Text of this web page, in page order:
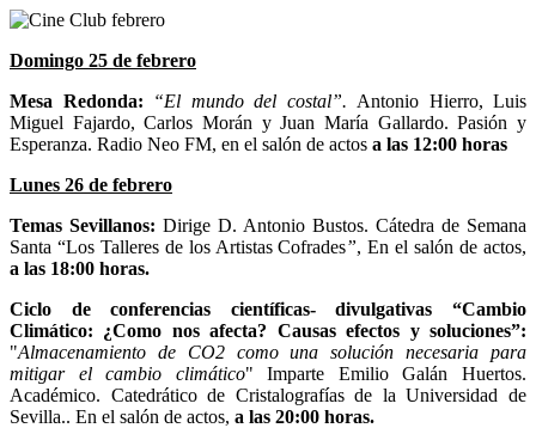
Domingo 25 de febrero
Mesa Redonda:
“El mundo del costal”. Antonio Hierro, Luis
Miguel Fajardo, Carlos Morán y Juan María Gallardo. Pasión y
Esperanza. Radio Neo FM, en el salón de actos a las 12:00 horas
Lunes 26 de febrero
Temas Sevillanos: Dirige D. Antonio Bustos. Cátedra de Semana
Santa “Los Talleres de los Artistas Cofrades”, En el salón de actos,
a las 18:00 horas.
Ciclo de conferencias científicas- divulgativas “Cambio
Climático: ¿Como nos afecta? Causas efectos y soluciones”:
"Almacenamiento de CO2 como una solución necesaria para
mitigar el cambio climático" Imparte Emilio Galán Huertos.
Académico. Catedrático de Cristalografías de la Universidad de
Sevilla.. En el salón de actos, a las 20:00 horas.